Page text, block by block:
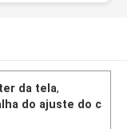
da tela,
do ajuste do c